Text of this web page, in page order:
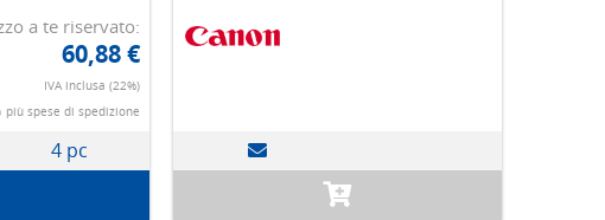
a te riservato:
60,88 €
IVA inclusa (22%)
più spese di spedizione
4 pc